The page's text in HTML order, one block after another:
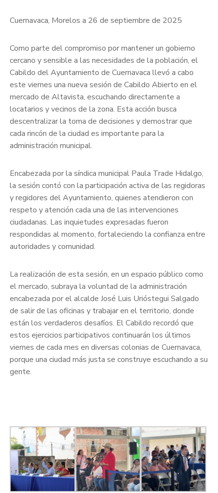
Cuernavaca, Morelos a 26 de septiembre de 2025
Como parte del compromiso por mantener un gobierno
cercano y sensible a las necesidades de la población, el
Cabildo del Ayuntamiento de Cuernavaca llevó a cabo
este viernes una nueva sesión de Cabildo Abierto en el
mercado de Altavista, escuchando directamente a
locatarios y vecinos de la zona. Esta acción busca
descentralizar la toma de decisiones y demostrar que
cada rincón de la ciudad es importante para la
administración municipal.
Encabezada por la síndica municipal Paula Trade Hidalgo,
la sesión contó con la participación activa de las regidoras
y regidores del Ayuntamiento, quienes atendieron con
respeto y atención cada una de las intervenciones
ciudadanas. Las inquietudes expresadas fueron
respondidas al momento, fortaleciendo la confianza entre
autoridades y comunidad.
La realización de esta sesión, en un espacio público como
el mercado, subraya la voluntad de la administración
encabezada por el alcalde José Luis Urióstegui Salgado
de salir de las oficinas y trabajar en el territorio, donde
están los verdaderos desafíos. El Cabildo recordó que
estos ejercicios participativos continuarán los últimos
viernes de cada mes en diversas colonias de Cuernavaca,
porque una ciudad más justa se construye escuchando a su
gente.